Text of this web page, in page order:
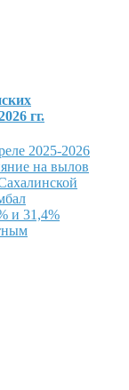
гг.
2025-2026
на вылов
и 31,4%